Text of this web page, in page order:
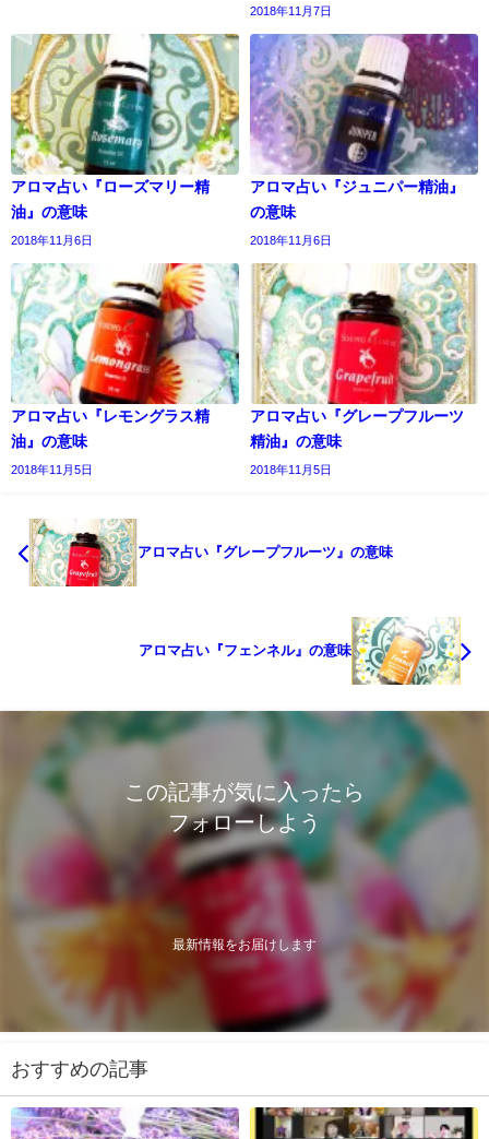
2018年11月7日
アロマ占い『ローズマリー精
油』の意味
2018年11月6日
アロマ占い『ジュニパー精油』
の意味
2018年11月6日
アロマ占い『レモングラス精
油』の意味
2018年11月5日
アロマ占い『グレープフルーツ
精油』の意味
2018年11月5日
アロマ占い『グレープフルーツ』の意味
アロマ占い『フェンネル』の意味
この記事が気に入ったら
フォローしよう
最新情報をお届けします
おすすめの記事